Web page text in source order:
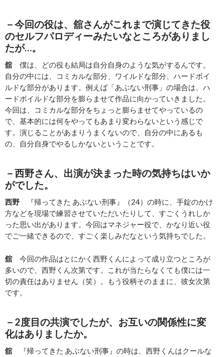
－今回の役は、舘さんがこれまで演じてきた役
のセルフパロディーみたいなところがありまし
たが…。
舘 僕は、どの役も結局は自分自身のような気がするんです。
自分の中には、コミカルな部分、ワイルドな部分、ハードボイ
ルドな部分があります。例えば「あぶない刑事」の場合は、ハ
ードボイルドな部分を膨らませて作品に向かっていきました。
今回は、コミカルな部分をちょっと膨らませてやっているの
で、基本的には何をやってもあまり変わらないという感じで
す。演じることがあまりうまくないので、自分の中にあるも
の、自分自身でやるしかないということです。
－西野さん、出演が決まった時の気持ちはいか
がでした。
西野 『帰ってきた あぶない刑事』（24）の時に、手錠のかけ
方などを現場で練習させていただいたりして、すごくうれしか
った思い出があります。今回はマネジャー役で、かなり近い役
でご一緒できるので、すごく楽しみだなという気持ちでした。
舘 今回の作品はとにかく西野くんによって成り立つところが
多いので、西野くん次第です。これが当たらなくても僕には一
切の責任はありません（笑）。もう役柄そのままに、彼女次第
です。
－2度目の共演でしたが、お互いの関係性に変
化はありましたか。
舘 『帰ってきた あぶない刑事』の時は、西野くんはクールな